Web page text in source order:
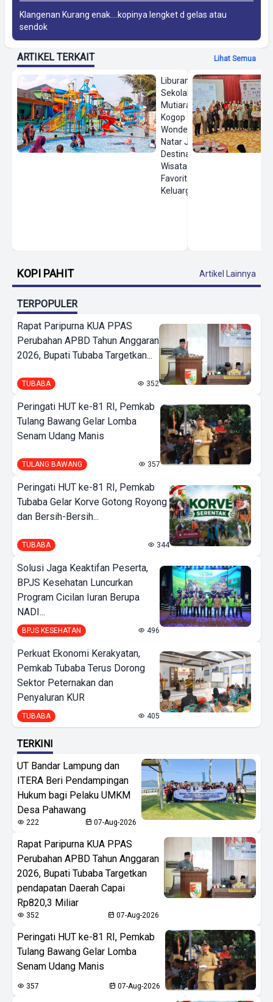
Klangenan Kurang enak....kopinya lengket d gelas atau
sendok
ARTIKEL TERKAIT Lihat Semua
Liburan
Sekolah,
Mutiara
Kogop
Wonderland
Natar Jadi
Destinasi
Wisata Air
Favorit
Keluarga
KOPI PAHIT Artikel Lainnya
TERPOPULER
Rapat Paripurna KUA PPAS
Perubahan APBD Tahun Anggaran
2026, Bupati Tubaba Targetkan...
TUBABA 352
Peringati HUT ke-81 RI, Pemkab
Tulang Bawang Gelar Lomba
Senam Udang Manis
TULANG BAWANG 357
Peringati HUT ke-81 RI, Pemkab
Tubaba Gelar Korve Gotong Royong
dan Bersih-Bersih...
TUBABA 344
Solusi Jaga Keaktifan Peserta,
BPJS Kesehatan Luncurkan
Program Cicilan Iuran Berupa
NADI...
BPJS KESEHATAN 496
Perkuat Ekonomi Kerakyatan,
Pemkab Tubaba Terus Dorong
Sektor Peternakan dan
Penyaluran KUR
TUBABA 405
TERKINI
UT Bandar Lampung dan
ITERA Beri Pendampingan
Hukum bagi Pelaku UMKM
Desa Pahawang
222 07-Aug-2026
Rapat Paripurna KUA PPAS
Perubahan APBD Tahun Anggaran
2026, Bupati Tubaba Targetkan
pendapatan Daerah Capai
Rp820,3 Miliar
352 07-Aug-2026
Peringati HUT ke-81 RI, Pemkab
Tulang Bawang Gelar Lomba
Senam Udang Manis
357 07-Aug-2026